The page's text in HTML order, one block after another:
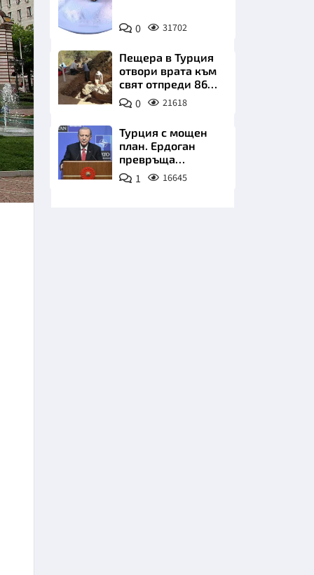
Снимка:
Пиксабей
0 31702
Пещера в Турция
отвори врата към
свят отпреди 86
000 години
0 21618
Турция с мощен
план. Ердоган
превръща
Джейхан в
петролно чудо
1 16645